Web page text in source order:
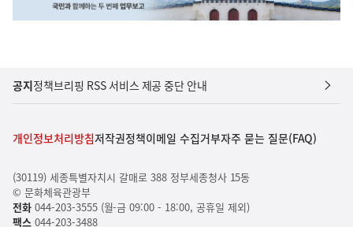
공지정책브리핑 RSS 서비스 제공 중단 안내
개인정보처리방침저작권정책이메일 수집거부자주 묻는 질문(FAQ)
(30119) 세종특별자치시 갈매로 388 정부세종청사 15동
© 문화체육관광부
전화044-203-3555 (월-금 09:00 - 18:00, 공휴일 제외)
팩스044-203-3488